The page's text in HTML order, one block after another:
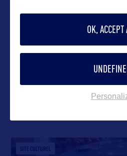
SITE CULTUREL
OK, ACCEPT